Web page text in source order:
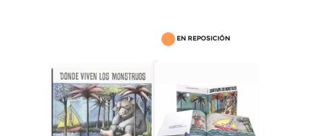
EN REPOSICIÓN